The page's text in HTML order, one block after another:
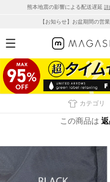
熊本地震の影響による配送遅延 詳
【お知らせ】お盆期間の営
カテゴリ
この商品は